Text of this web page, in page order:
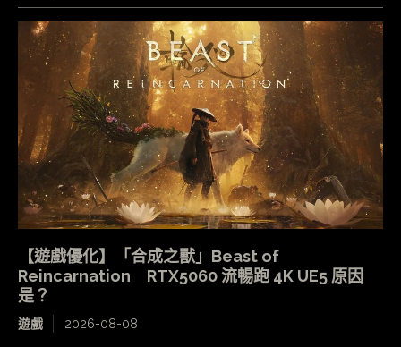
【遊戲優化】「合成之獸」Beast of
Reincarnation RTX5060 流暢跑 4K UE5 原因
是？
遊戲 2026-08-08